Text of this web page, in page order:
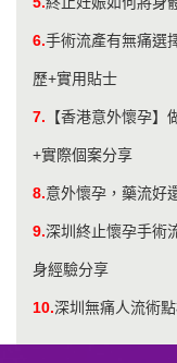
6.手術流產有無痛選
歷+實用貼士
7. 【香港意外懷孕
+實際個案分享
8.意外懷孕，藥流好
9.深圳終止懷孕手術
身經驗分享
10.深圳無痛人流術